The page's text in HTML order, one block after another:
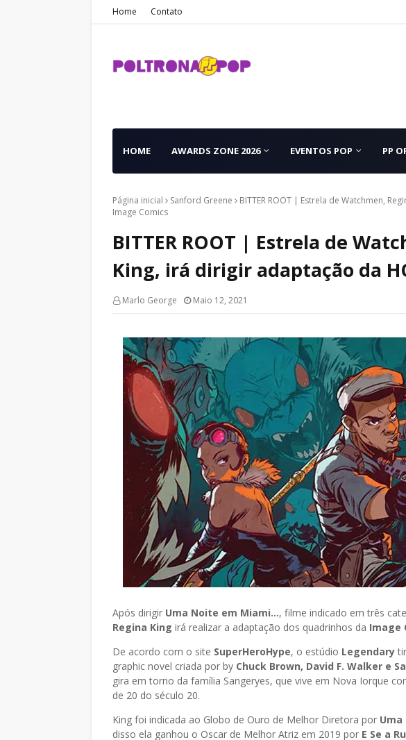
Home Contato
HOME AWARDS ZONE 2026 EVENTOS POP PP
Página inicial Sanford Greene
BITTER ROOT | Estrela de Watchmen,
Image Comics
BITTER ROOT | Estrela de
King, irá dirigir adaptação da
Marlo George Maio 12, 2021
Após dirigir Uma Noite em Miami..., filme indicado em três
Regina King irá realizar a adaptação dos quadrinhos da Image
De acordo com o site SuperHeroHype, o estúdio Legendary
graphic novel criada por by Chuck Brown, David F. Walker e
gira em torno da família Sangeryes, que vive em Nova Iorque
de 20 do século 20.
King foi indicada ao Globo de Ouro de Melhor Diretora por Uma
disso ela ganhou o Oscar de Melhor Atriz em 2019 por E Se a